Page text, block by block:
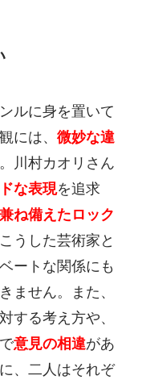
ルに身を置いて
には、 微妙な違
川村カオリさん
な表現を追求
ね備えたロック
うした芸術家と
ートな関係にも
ません。また、
する考え方や、
意見の相違があ
、二人はそれぞ